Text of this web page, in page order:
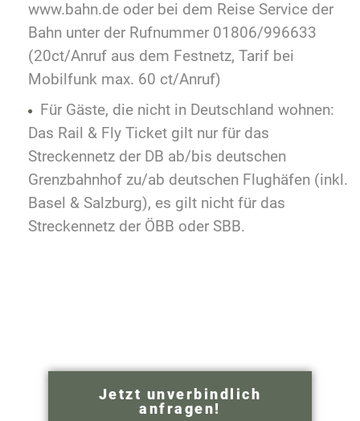
www.bahn.de oder bei dem Reise Service der
Bahn unter der Rufnummer 01806/996633
(20ct/Anruf aus dem Festnetz, Tarif bei
Mobilfunk max. 60 ct/Anruf)
Für Gäste, die nicht in Deutschland wohnen:
Das Rail & Fly Ticket gilt nur für das
Streckennetz der DB ab/bis deutschen
Grenzbahnhof zu/ab deutschen Flughäfen (inkl.
Basel & Salzburg), es gilt nicht für das
Streckennetz der ÖBB oder SBB.
Jetzt unverbindlich
anfragen!